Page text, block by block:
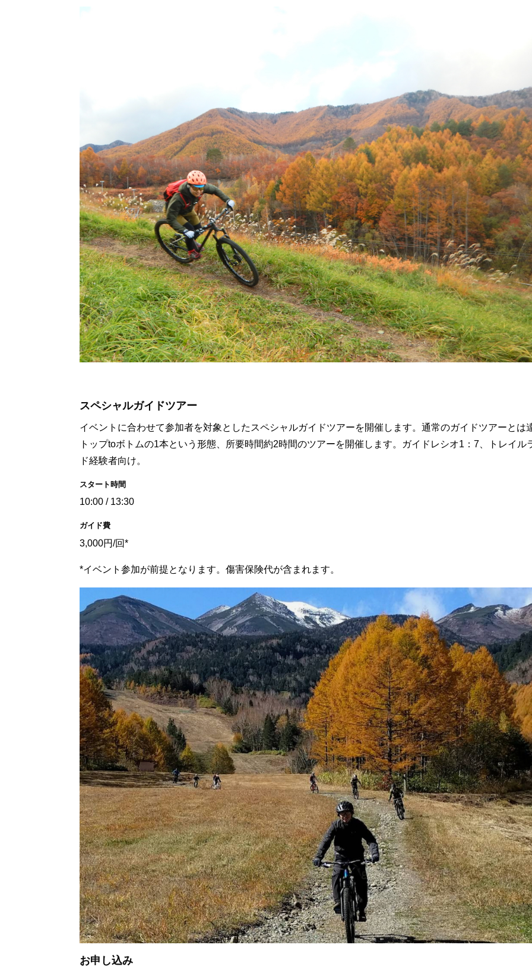
スペシャルガイドツアー
イベントに合わせて参加者を対象としたスペシャルガイドツアーを開催します。通常のガイドツアーとは
トップtoボトムの1本という形態、所要時間約2時間のツアーを開催します。ガイドレシオ1：7、トレイル
ド経験者向け。
スタート時間
10:00 / 13:30
ガイド費
3,000円/回*
*イベント参加が前提となります。傷害保険代が含まれます。
お申し込み